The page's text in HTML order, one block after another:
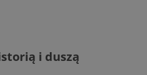
i duszą